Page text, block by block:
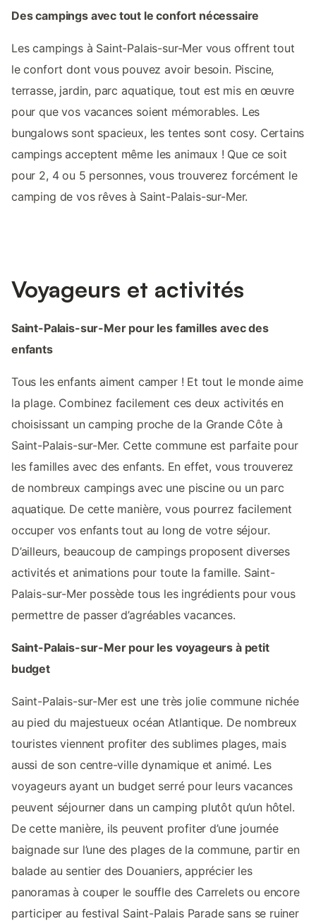
Des campings avec tout le confort nécessaire
Les campings à Saint-Palais-sur-Mer vous offrent tout
le confort dont vous pouvez avoir besoin. Piscine,
terrasse, jardin, parc aquatique, tout est mis en œuvre
pour que vos vacances soient mémorables. Les
bungalows sont spacieux, les tentes sont cosy. Certains
campings acceptent même les animaux ! Que ce soit
pour 2, 4 ou 5 personnes, vous trouverez forcément le
camping de vos rêves à Saint-Palais-sur-Mer.
Voyageurs et activités
Saint-Palais-sur-Mer pour les familles avec des
enfants
Tous les enfants aiment camper ! Et tout le monde aime
la plage. Combinez facilement ces deux activités en
choisissant un camping proche de la Grande Côte à
Saint-Palais-sur-Mer. Cette commune est parfaite pour
les familles avec des enfants. En effet, vous trouverez
de nombreux campings avec une piscine ou un parc
aquatique. De cette manière, vous pourrez facilement
occuper vos enfants tout au long de votre séjour.
D’ailleurs, beaucoup de campings proposent diverses
activités et animations pour toute la famille. Saint-
Palais-sur-Mer possède tous les ingrédients pour vous
permettre de passer d’agréables vacances.
Saint-Palais-sur-Mer pour les voyageurs à petit
budget
Saint-Palais-sur-Mer est une très jolie commune nichée
au pied du majestueux océan Atlantique. De nombreux
touristes viennent profiter des sublimes plages, mais
aussi de son centre-ville dynamique et animé. Les
voyageurs ayant un budget serré pour leurs vacances
peuvent séjourner dans un camping plutôt qu’un hôtel.
De cette manière, ils peuvent profiter d’une journée
baignade sur l’une des plages de la commune, partir en
balade au sentier des Douaniers, apprécier les
panoramas à couper le souffle des Carrelets ou encore
participer au festival Saint-Palais Parade sans se ruiner